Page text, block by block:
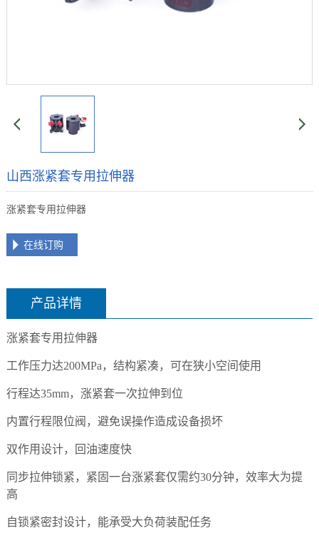
山西涨紧套专用拉伸器
涨紧套专用拉伸器
在线订购
产品详情
涨紧套专用拉伸器
工作压力达200MPa，结构紧凑，可在狭小空间使用
行程达35mm，涨紧套一次拉伸到位
内置行程限位阀，避免误操作造成设备损坏
双作用设计，回油速度快
同步拉伸锁紧，紧固一台涨紧套仅需约30分钟，效率大为提
高
自锁紧密封设计，能承受大负荷装配任务